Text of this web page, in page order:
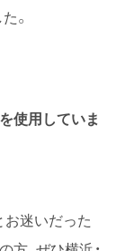
。
使用していま
お迷いだった